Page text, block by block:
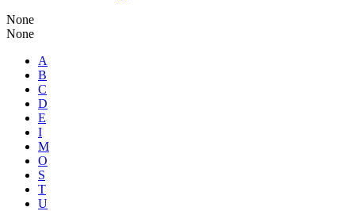
None
None
A
B
C
D
E
I
M
O
S
T
U